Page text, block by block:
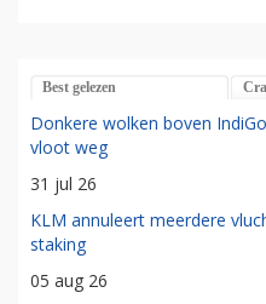
Best gelezen
Donkere wolken boven
vloot weg
31 jul 26
KLM annuleert meerdere
staking
05 aug 26